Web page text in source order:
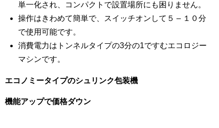
単一化され、コンパクトで設置場所にも困りません。
操作はきわめて簡単で、スイッチオンして５ – １０分
で使用可能です。
消費電力はトンネルタイプの3分の1ですむエコロジー
マシンです。
エコノミータイプのシュリンク包装機
機能アップで価格ダウン